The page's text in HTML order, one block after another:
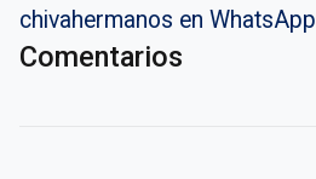
chivahermanos en WhatsApp
Comentarios